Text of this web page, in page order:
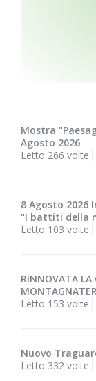
Mostra
Agosto 2026
Letto 266 volte
8 Agosto 2026
"I battiti della
Letto 103 volte
RINNOVATA LA
Letto 153 volte
Nuovo
Letto 332 volte